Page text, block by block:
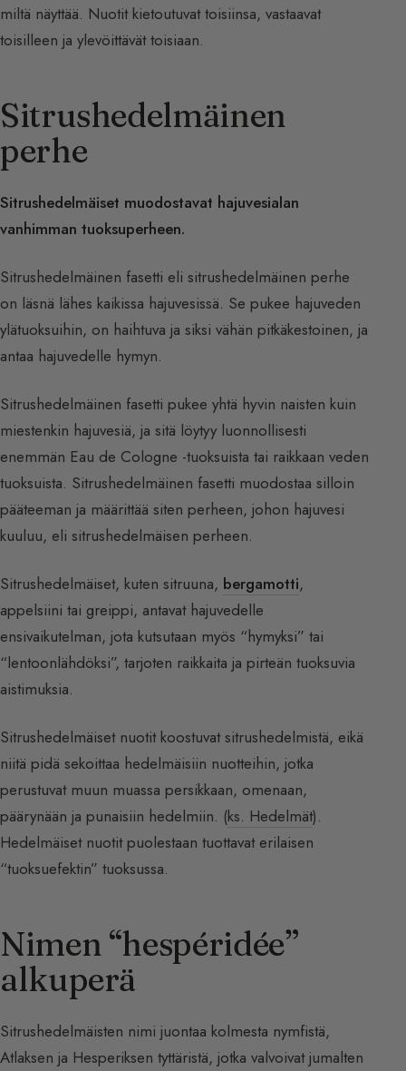
miltä näyttää. Nuotit kietoutuvat toisiinsa, vastaavat
toisilleen ja ylevöittävät toisiaan.
Sitrushedelmäinen
perhe
Sitrushedelmäiset muodostavat hajuvesialan
vanhimman tuoksuperheen.
Sitrushedelmäinen fasetti eli sitrushedelmäinen perhe
on läsnä lähes kaikissa hajuvesissä. Se pukee hajuveden
ylätuoksuihin, on haihtuva ja siksi vähän pitkäkestoinen, ja
antaa hajuvedelle hymyn.
Sitrushedelmäinen fasetti pukee yhtä hyvin naisten kuin
miestenkin hajuvesiä, ja sitä löytyy luonnollisesti
enemmän Eau de Cologne -tuoksuista tai raikkaan veden
tuoksuista. Sitrushedelmäinen fasetti muodostaa silloin
pääteeman ja määrittää siten perheen, johon hajuvesi
kuuluu, eli sitrushedelmäisen perheen.
Sitrushedelmäiset, kuten sitruuna, bergamotti,
appelsiini tai greippi, antavat hajuvedelle
ensivaikutelman, jota kutsutaan myös “hymyksi” tai
“lentoonlähdöksi”, tarjoten raikkaita ja pirteän tuoksuvia
aistimuksia.
Sitrushedelmäiset nuotit koostuvat sitrushedelmistä, eikä
niitä pidä sekoittaa hedelmäisiin nuotteihin, jotka
perustuvat muun muassa persikkaan, omenaan,
päärynään ja punaisiin hedelmiin. (ks. Hedelmät).
Hedelmäiset nuotit puolestaan tuottavat erilaisen
“tuoksuefektin” tuoksussa.
Nimen “hespéridée”
alkuperä
Sitrushedelmäisten nimi juontaa kolmesta nymfistä,
Atlaksen ja Hesperiksen tyttäristä, jotka valvoivat jumalten